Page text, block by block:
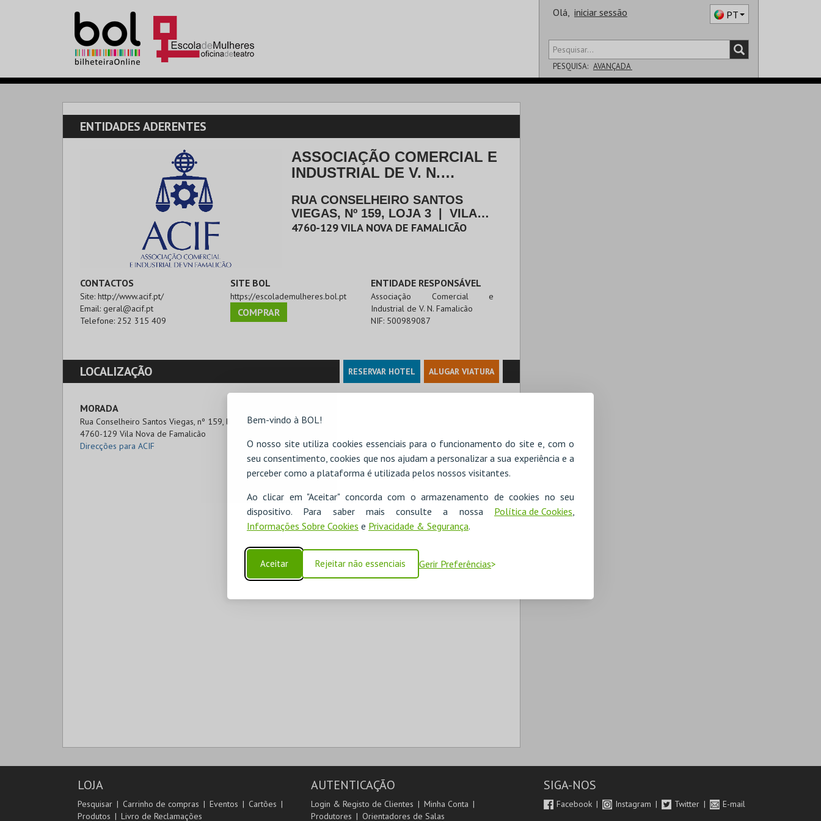
Bem-vindo à BOL!
O nosso site utiliza cookies essenciais para o funcionamento do site e, com o
seu consentimento, cookies que nos ajudam a personalizar a sua experiência e a
perceber como a plataforma é utilizada pelos nossos visitantes.
Ao clicar em "Aceitar" concorda com o armazenamento de cookies no seu
dispositivo. Para saber mais consulte a nossa Política de Cookies,
Informações Sobre Cookies e Privacidade & Segurança.
Aceitar Rejeitar não essenciais Gerir Preferências
Olá, iniciar sessão PT
PESQUISA: AVANÇADA
ENTIDADES ADERENTES
ASSOCIAÇÃO COMERCIAL E
INDUSTRIAL DE V. N.
RUA CONSELHEIRO SANTOS
VIEGAS, Nº 159, LOJA 3
VILA
NOVA DE FAMALICÃO
4760-129VILA NOVA DE FAMALICÃO
CONTACTOS
Site: http://www.acif.pt/
Email: geral@acif.pt
Telefone: 252 315 409
SITE BOL
https://escolademulheres.bol.pt
COMPRAR
ENTIDADE RESPONSÁVEL
Associação Comercial e
Industrial de V. N. Famalicão
NIF: 500989087
LOCALIZAÇÃO RESERVAR HOTEL ALUGAR VIATURA
MORADA
Rua Conselheiro Santos Viegas, nº 159, loja 3
4760-129 Vila Nova de Famalicão
Direcções para ACIF
LOJA
Pesquisar Carrinho de compras Eventos
Cartões
Produtos
Livro de Reclamações
AUTENTICAÇÃO
Login & Registo de Clientes
Minha Conta
Produtores
Orientadores de Salas
SIGA-NOS
Facebook Instagram Twitter E-mail